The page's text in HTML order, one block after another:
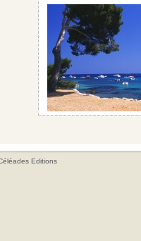
Editions